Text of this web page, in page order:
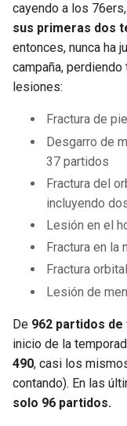
cayendo a los
sus primeras dos
entonces, nunca ha
campaña,
lesiones:
Fractura de
Desgarro de
37 partidos
Fractura del
incluyendo
Lesión en el
Fractura en la
Fractura
Lesión de
De 962 partidos
inicio de la
490, casi los
contando). En las
solo 96 partidos.